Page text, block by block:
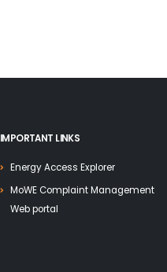
IMPORTANT LINKS
Energy Access Explorer
MoWE Complaint Management
Web portal